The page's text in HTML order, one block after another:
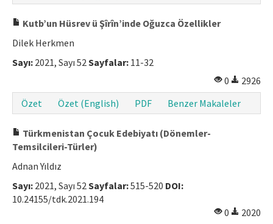
Kutb’un Hüsrev ü Şîrîn’inde Oğuzca Özellikler
Dilek Herkmen
Sayı: 2021, Sayı 52 Sayfalar: 11-32
0
2926
Özet
Özet (English) PDF Benzer Makaleler
Türkmenistan Çocuk Edebiyatı (Dönemler-
Temsilcileri-Türler)
Adnan Yıldız
Sayı: 2021, Sayı 52 Sayfalar:515-520 DOI:
10.24155/tdk.2021.194
0
2020